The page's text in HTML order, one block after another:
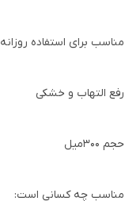
مناسب برای استفاده روزانه
رفع التهاب و خشکی
حجم 300میل
مناسب چه کسانی است: